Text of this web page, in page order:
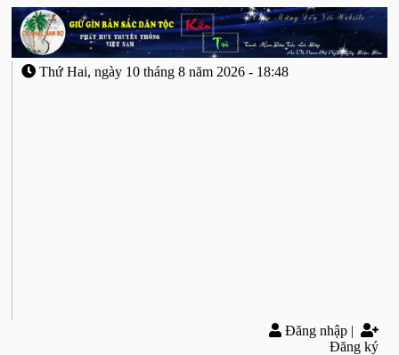
Thứ Hai, ngày 10 tháng 8 năm 2026 - 18:48
Đăng nhập|
Đăng ký
Hát